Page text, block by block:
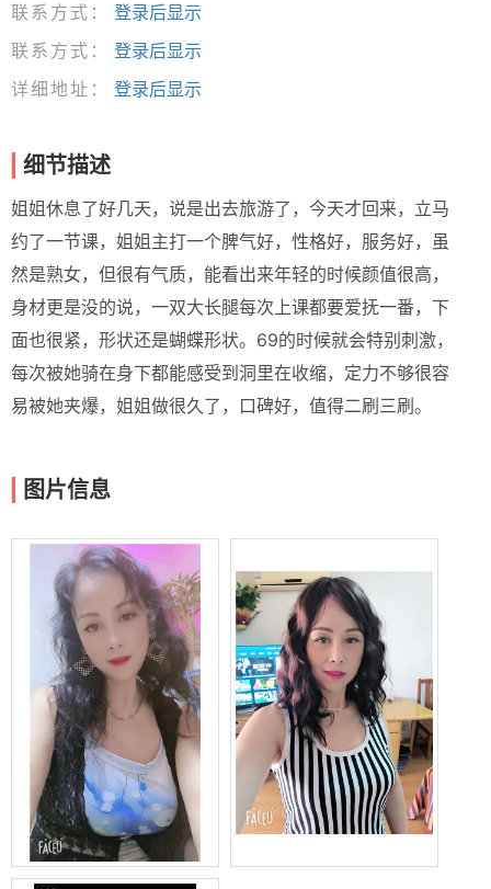
联系方式：
登录后显示
联系方式：
登录后显示
详细地址：
登录后显示
细节描述
姐姐休息了好几天，说是出去旅游了，今天才回来，立马
约了一节课，姐姐主打一个脾气好，性格好，服务好，虽
然是熟女，但很有气质，能看出来年轻的时候颜值很高，
身材更是没的说，一双大长腿每次上课都要爱抚一番，下
面也很紧，形状还是蝴蝶形状。69的时候就会特别刺激，
每次被她骑在身下都能感受到洞里在收缩，定力不够很容
易被她夹爆，姐姐做很久了，口碑好，值得二刷三刷。
图片信息